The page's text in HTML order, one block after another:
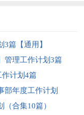
3篇【通用】
管理工作计划3篇
计划4篇
部年度工作计划
（合集10篇）